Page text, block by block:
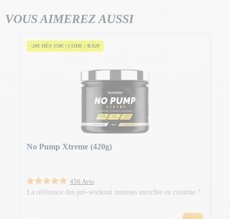
VOUS AIMEREZ AUSSI
-20€ DÈS 150€ | CODE : BA20
No Pump Xtreme (420g)
456 Avis
La référence des pré-workout intenses enrichie en créatine !